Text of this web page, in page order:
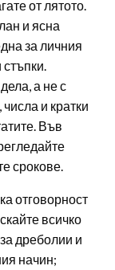
от лятото.
и ясна
за личния
а не с
и кратки
Във
срокове.
отговорност
всичко
дреболии и
начин;